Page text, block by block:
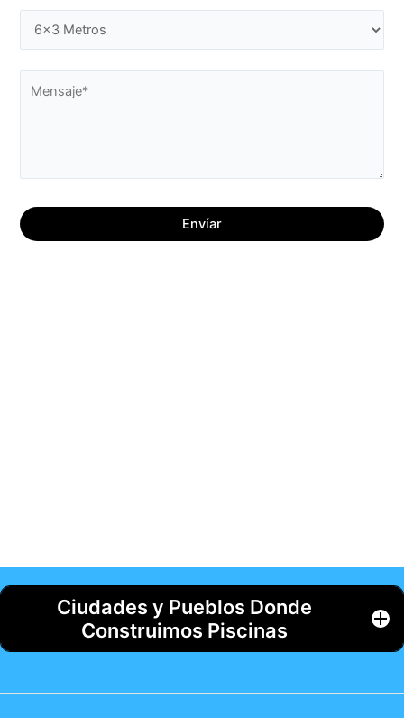
Ciudades y Pueblos Donde
Construimos Piscinas